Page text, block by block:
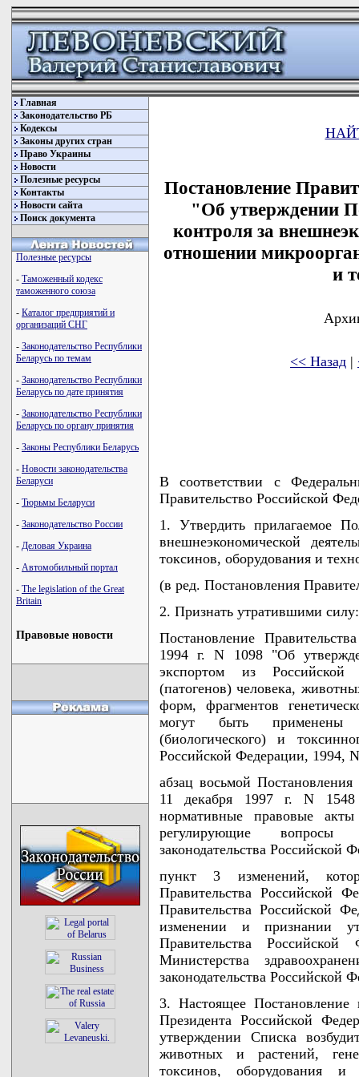
Главная
Законодательство РБ
Кодексы
Законы других стран
Право Украины
Новости
Полезные ресурсы
Контакты
Новости сайта
Поиск документа
Полезные ресурсы
- Таможенный кодекс
таможенного союза
- Каталог предприятий и
организаций СНГ
- Законодательство Республики
Беларусь по темам
- Законодательство Республики
Беларусь по дате принятия
- Законодательство Республики
Беларусь по органу принятия
- Законы Республики Беларусь
- Новости законодательства
Беларуси
- Тюрьмы Беларуси
- Законодательство России
- Деловая Украина
- Автомобильный портал
- The legislation of the Great
Britain
Правовые новости
Постановление
"Об утверждении
контроля за
отношении
и
<< Назад |
В соответствии с
Правительство Российской
1. Утвердить прилагаемое
внешнеэкономической
токсинов, оборудования и
(в ред. Постановления
2. Признать утратившими силу:
Постановление
1994 г. N 1098 "Об
экспортом из Российской
(патогенов) человека,
форм, фрагментов
могут быть применены
(биологического) и
Российской Федерации, 1994,
абзац восьмой
11 декабря 1997 г. N
нормативные правовые
регулирующие вопросы
законодательства Российской
пункт 3 изменений,
Правительства Российской
Правительства Российской
изменении и признании
Правительства
Министерства
законодательства Российской
3. Настоящее Постановление
Президента Российской
утверждении Списка
животных и растений,
токсинов, оборудования и